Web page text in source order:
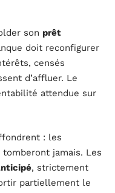
son prêt
doit reconfigurer
censés
d’affluer. Le
attendue sur
: les
tomberont jamais. Les
, strictement
partiellement le